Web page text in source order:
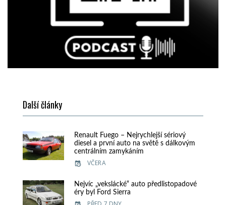
Další články
Renault Fuego – Nejrychlejší sériový
diesel a první auto na světě s dálkovým
centrálním zamykáním
VČERA
Nejvíc „vekslácké“ auto předlistopadové
éry byl Ford Sierra